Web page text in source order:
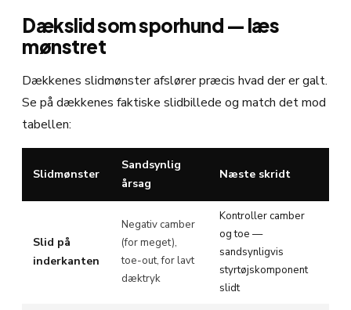
Dækslid som sporhund — læs
mønstret
Dækkenes slidmønster afslører præcis hvad der er galt.
Se på dækkenes faktiske slidbillede og match det mod
tabellen:
Slidmønster
Sandsynlig
årsag
Næste skridt
Slid på
inderkanten
Negativ camber
(for meget),
toe-out, for lavt
dæktryk
Kontroller camber
og toe —
sandsynligvis
styrtøjskomponent
slidt